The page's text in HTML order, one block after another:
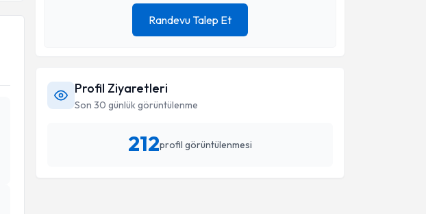
Randevu Talep Et
Profil Ziyaretleri
Son 30 günlük görüntülenme
212profil görüntülenmesi